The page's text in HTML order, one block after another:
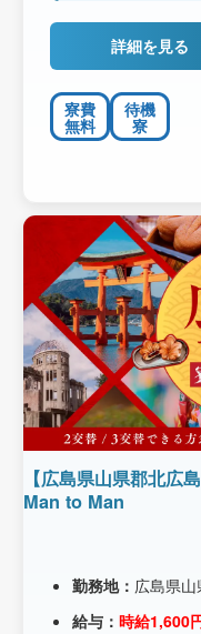
詳細を見る
寮費
無料
待機
寮
【広島県山県郡北広
Man to Man
勤務地： 広島県
給与： 時給1,600